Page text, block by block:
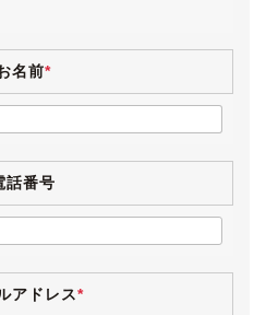
分量で８分山程度です。
装と同様にきれいな状態が保
ト臭は無く、清潔感のあるイ
お乗りいただけるよう、入
を施工しています。 オプシ
ドアでエントリーするセカン
デルと比べると、快適さは段
名前*
話番号
アドレス*